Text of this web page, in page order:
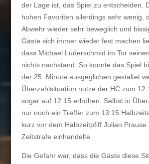
der Lage ist, das Spiel zu entscheiden.
hohen Favoriten allerdings sehr wenig,
Abwehr wieder sehr beweglich und
Gäste sich immer wieder fest machen
dass Michael Luderschmid im Tor
nichts nachstand. So konnte das Spiel
der 25. Minute ausgeglichen gestaltet
Überzahlsituation nutze der HC zum
sogar auf 12:15 erhöhen. Selbst in
nur noch ein Treffer zum 13:15
kurz vor dem Halbzeitpfiff Julian Prause
Zeitstrafe einhandelte.
Die Gefahr war, dass die Gäste diese